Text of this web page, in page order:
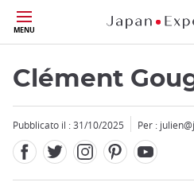
Skip
to
main
content
MENU
Clément
Pubblicato il : 31/10/2025 Per :
Close